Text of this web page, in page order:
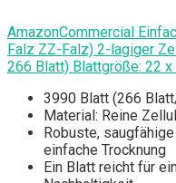
AmazonCommercial
Falz ZZ-Falz) 2-lagiger
266 Blatt) Blattgröße: 22
3990 Blatt (266
Material: Reine
Robuste,
einfache Trocknung
Ein Blatt reicht für